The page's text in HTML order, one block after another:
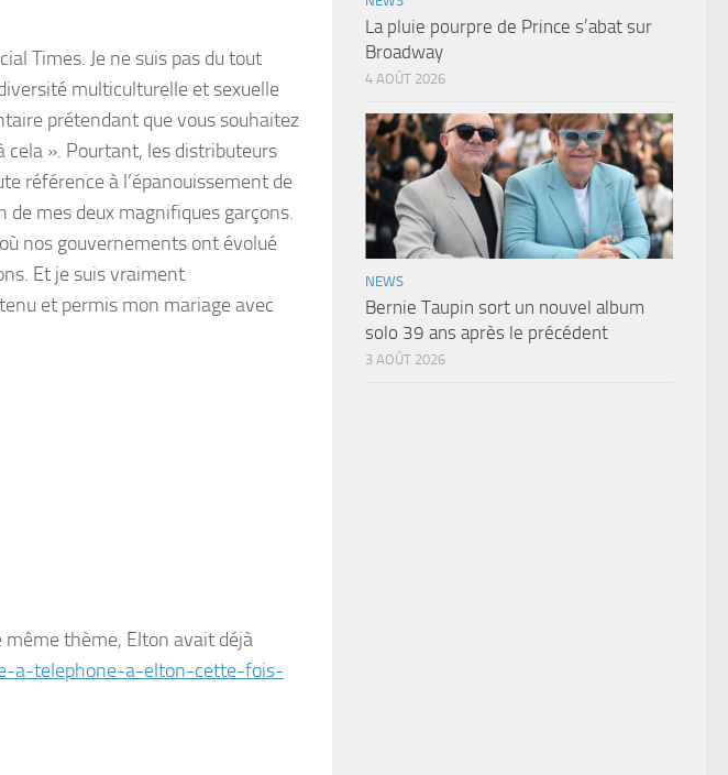
Times. Je ne suis pas du tout
multiculturelle et sexuelle
prétendant que vous souhaitez
cela ». Pourtant, les distributeurs
référence à l’épanouissement de
mes deux magnifiques garçons.
nos gouvernements ont évolué
Et je suis vraiment
et permis mon mariage avec
même thème, Elton avait déjà
a-telephone-a-elton-cette-fois-
La pluie pourpre de Prince s’abat sur
Broadway
4 AOÛT 2026
NEWS
Bernie Taupin sort un nouvel album
solo 39 ans après le précédent
3 AOÛT 2026